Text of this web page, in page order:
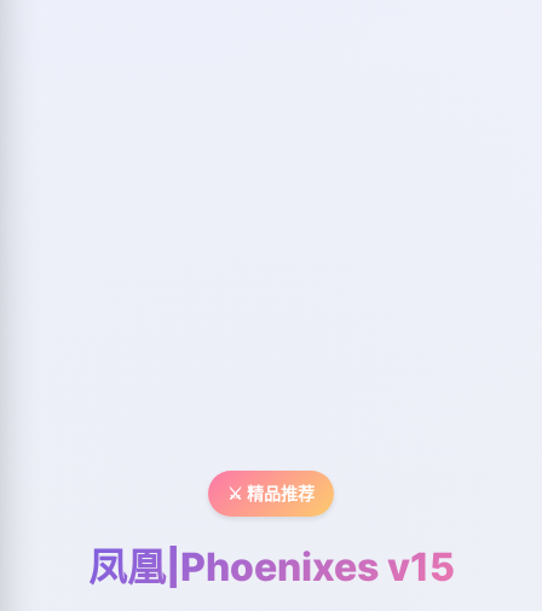
⚔️ 精品推荐
凤凰|Phoenixes v15